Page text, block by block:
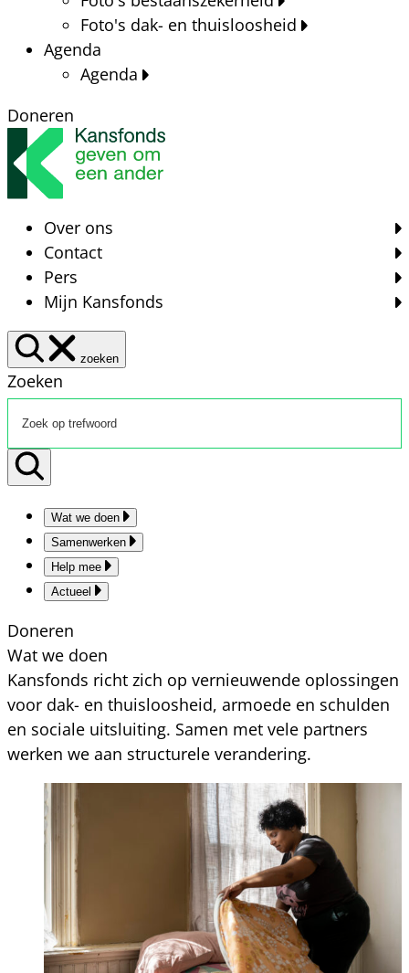
Foto's dak- en thuisloosheid
Agenda
Agenda
Doneren
Over ons
Contact
Pers
Mijn Kansfonds
zoeken
Zoeken
Wat we doen
Samenwerken
Help mee
Actueel
Doneren
Wat we doen
Kansfonds richt zich op vernieuwende oplossingen
voor dak- en thuisloosheid, armoede en schulden
en sociale uitsluiting. Samen met vele partners
werken we aan structurele verandering.